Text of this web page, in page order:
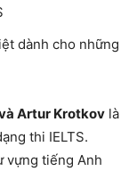
dành cho những
Artur Krotkov là
thi IELTS.
vựng tiếng Anh